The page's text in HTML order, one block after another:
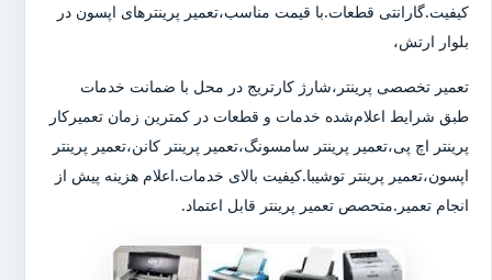
کیفیت.گارانتی قطعات.با قیمت مناسب،تعمیر پرینترهای اپسون در
بلوار ارتش،
تعمیر تخصصی پرینتر،شارژ کارتریج در محل با ضمانت خدمات
طبق شرایط اعلام‌شده خدمات و قطعات در کمترین زمان تعمیرکار
پرینتر اچ پی،تعمیر پرینتر سامسونگ،تعمیر پرینتر کانن،تعمیر پرینتر
اپسون،تعمیر پرینتر توشیبا.کیفیت بالای خدمات.اعلام هزینه پیش از
انجام تعمیر.متحصص تعمیر پرینتر قابل اعتماد.